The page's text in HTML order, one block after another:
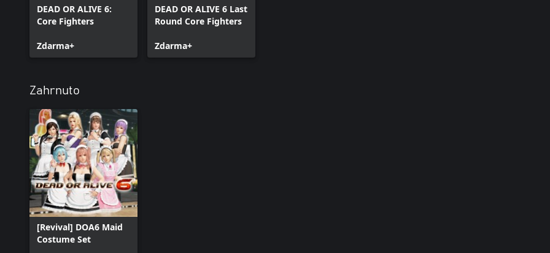
DEAD OR ALIVE 6:
Core Fighters
Zdarma+
DEAD OR ALIVE 6 Last
Round Core Fighters
Zdarma+
Zahrnuto
[Revival] DOA6 Maid
Costume Set